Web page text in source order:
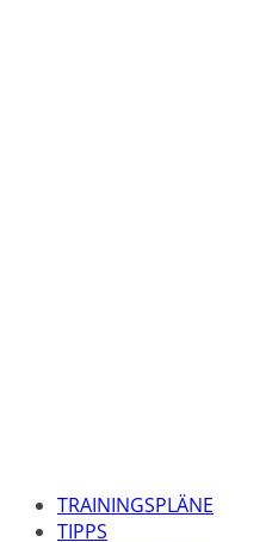
TRAININGSPLÄNE
TIPPS